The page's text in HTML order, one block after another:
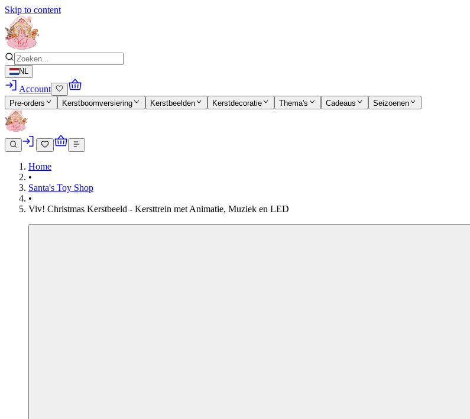
Skip to content
NL
Account
Pre-orders Kerstboomversiering Kerstbeelden Kerstdecoratie Thema's Cadeaus Seizoenen
Home
•
Santa's Toy Shop
•
Viv! Christmas Kerstbeeld - Kersttrein met Animatie, Muziek en LED